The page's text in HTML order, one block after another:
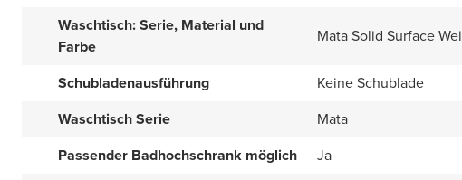
Waschtisch: Serie, Material und
Farbe
Mata Solid Surface
Schubladenausführung
Keine Schublade
Waschtisch Serie
Mata
Passender Badhochschrank möglich
Ja